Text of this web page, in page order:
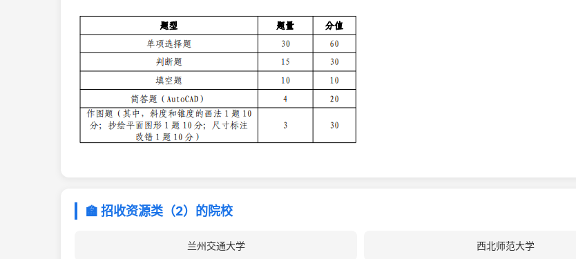
🏫 招收资源类（2）的院校
兰州交通大学 西北师范大学